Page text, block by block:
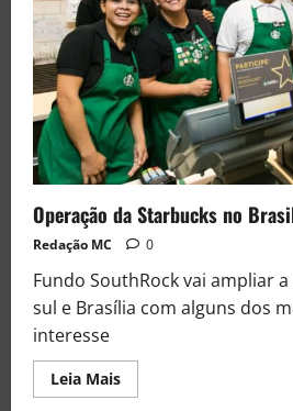
Operação da Starbucks no
Redação MC 0
Fundo SouthRock vai ampliar
sul e Brasília com alguns dos
interesse
Leia Mais